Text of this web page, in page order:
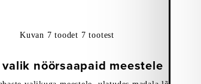
Kuvan 7 toodet 7 tootest
nöörsaapaid meestele